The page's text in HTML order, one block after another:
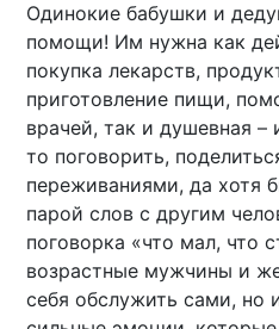
Одинокие бабушки и
помощи! Им нужна как
покупка лекарств,
приготовление пищи,
врачей, так и душевная
то поговорить,
переживаниями, да хотя
парой слов с другим
поговорка «что мал, что
возрастные мужчины и
себя обслужить сами, но